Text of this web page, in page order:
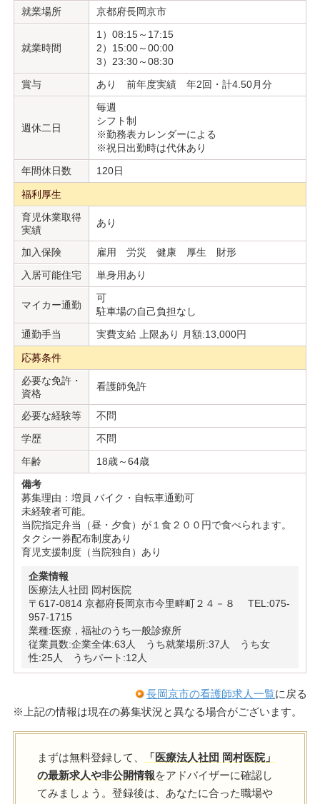
就業場所
京都府長岡京市
就業時間
1）08:15～17:15
2）15:00～00:00
3）23:30～08:30
賞与
あり 前年度実績 年2回・計4.50月分
週休二日
毎週
シフト制
※勤務表カレンダーによる
※祝日出勤時は代休あり
年間休日数
120日
福利厚生
育児休業取得
実績
あり
加入保険
雇用 労災 健康 厚生 財形
入居可能住宅
単身用あり
マイカー通勤
可
駐車場の自己負担なし
通勤手当
実費支給 上限あり 月額:13,000円
応募条件
必要な免許・
資格
看護師免許
必要な経験等
不問
学歴
不問
年齢
18歳～64歳
備考
募集理由：増員 バイク・自転車通勤可
未経験者可能。
当院指定弁当（昼・夕食）が１食２００円で食べられます。
タクシー券配布制度あり
育児支援制度（当院独自）あり
企業情報
医療法人社団 岡村医院
〒617-0814 京都府長岡京市今里畔町２４－８ TEL:075-
957-1715
業種:医療，福祉のうち一般診療所
従業員数:企業全体:63人 うち就業場所:37人 うち女
性:25人 うちパート:12人
長岡京市の看護師求人一覧に戻る
※上記の情報は現在の募集状況と異なる場合がございます。
まずは無料登録して、
「医療法人社団 岡村医院」
の最新求人や非公開情報をアドバイザーに確認し
てみましょう。登録後は、あなたに合った職場や